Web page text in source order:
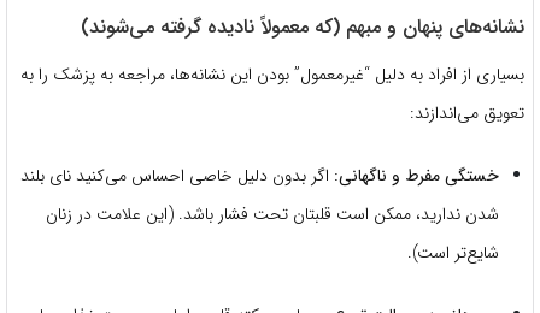
نشانه‌های پنهان و مبهم (که معمولاً نادیده گرفته می‌شوند)
بسیاری از افراد به دلیل “غیرمعمول” بودن این نشانه‌ها، مراجعه به پزشک را به
تعویق می‌اندازند:
خستگی مفرط و ناگهانی: اگر بدون دلیل خاصی احساس می‌کنید نای بلند
شدن ندارید، ممکن است قلبتان تحت فشار باشد. (این علامت در زنان
شایع‌تر است).